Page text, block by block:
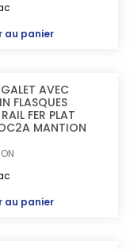
au panier
AVEC
FLASQUES
FER PLAT
MANTION
au panier